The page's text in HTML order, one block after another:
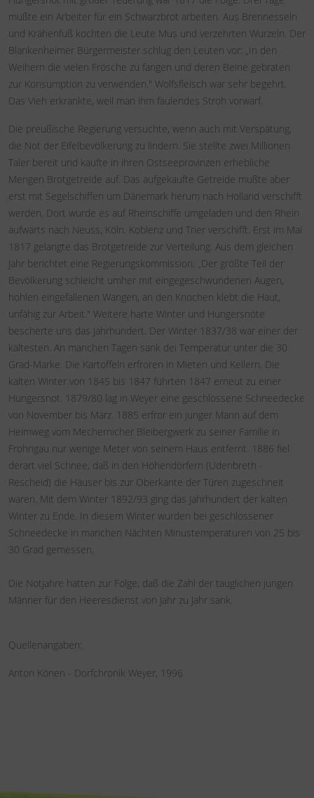
mußte ein Arbeiter für ein Schwarzbrot arbeiten. Aus Brennesseln
und Krähenfuß kochten die Leute Mus und verzehrten Wurzeln. Der
Blankenheimer Bürgermeister schlug den Leuten vor: „In den
Weihern die vielen Frösche zu fangen und deren Beine gebraten
zur Konsumption zu verwenden." Wolfsfleisch war sehr begehrt.
Das Vieh erkrankte, weil man ihm faulendes Stroh vorwarf.
Die preußische Regierung versuchte, wenn auch mit Verspätung,
die Not der Eifelbevölkerung zu lindern. Sie stellte zwei Millionen
Taler bereit und kaufte in ihren Ostseeprovinzen erhebliche
Mengen Brotgetreide auf. Das aufgekaufte Getreide mußte aber
erst mit Segelschiffen um Dänemark herum nach Holland verschifft
werden. Dort wurde es auf Rheinschiffe umgeladen und den Rhein
aufwärts nach Neuss, Köln. Koblenz und Trier verschifft. Erst im Mai
1817 gelangte das Brotgetreide zur Verteilung. Aus dem gleichen
Jahr berichtet eine Regierungskommission: „Der größte Teil der
Bevölkerung schleicht umher mit eingegeschwundenen Augen,
hohlen eingefallenen Wangen, an den Knochen klebt die Haut,
unfähig zur Arbeit." Weitere harte Winter und Hungersnöte
bescherte uns das Jahrhundert. Der Winter 1837/38 war einer der
kältesten. An manchen Tagen sank dei Temperatur unter die 30
Grad-Marke. Die Kartoffeln erfroren in Mieten und Kellern. Die
kalten Winter von 1845 bis 1847 führten 1847 erneut zu einer
Hungersnot. 1879/80 lag in Weyer eine geschlossene Schneedecke
von November bis März. 1885 erfror ein junger Mann auf dem
Heimweg vom Mechernicher Bleibergwerk zu seiner Familie in
Frohngau nur wenige Meter von seinem Haus entfernt. 1886 fiel
derart viel Schnee, daß in den Höhendörfern (Udenbreth -
Rescheid) die Häuser bis zur Oberkante der Türen zugeschneit
waren. Mit dem Winter 1892/93 ging das Jahrhundert der kalten
Winter zu Ende. In diesem Winter wurden bei geschlossener
Schneedecke in manchen Nächten Minustemperaturen von 25 bis
30 Grad gemessen.
Die Notjahre hatten zur Folge, daß die Zahl der tauglichen jungen
Männer für den Heeresdienst von Jahr zu Jahr sank.
Quellenangaben:
Anton Könen - Dorfchronik Weyer, 1996